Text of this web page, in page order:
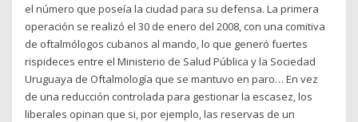
el número que poseía la ciudad para su defensa. La primera
operación se realizó el 30 de enero del 2008, con una comitiva
de oftalmólogos cubanos al mando, lo que generó fuertes
rispideces entre el Ministerio de Salud Pública y la Sociedad
Uruguaya de Oftalmología que se mantuvo en paro… En vez
de una reducción controlada para gestionar la escasez, los
liberales opinan que si, por ejemplo, las reservas de un